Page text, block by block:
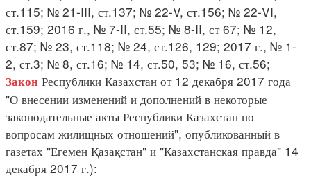
ст.115; № 21-III, ст.137; № 22-V, ст.156; № 22-VI,
ст.159; 2016 г., № 7-II, ст.55; № 8-II, ст 67; № 12,
ст.87; № 23, ст.118; № 24, ст.126, 129; 2017 г., № 1-
2, ст.3; № 8, ст.16; № 14, ст.50, 53; № 16, ст.56;
Закон Республики Казахстан от 12 декабря 2017 года
"О внесении изменений и дополнений в некоторые
законодательные акты Республики Казахстан по
вопросам жилищных отношений", опубликованный в
газетах "Егемен Қазақстан" и "Казахстанская правда" 14
декабря 2017 г.):